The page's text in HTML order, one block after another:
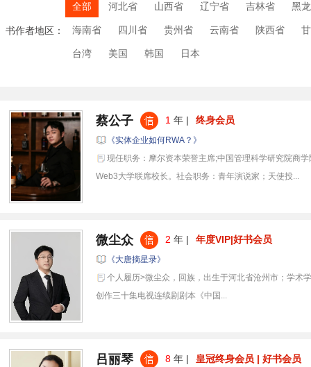
书作者地区：
全部 河北省 山西省 辽宁省 吉林省 黑
海南省 四川省 贵州省 云南省 陕西省
台湾 美国 韩国 日本
蔡公子 1 年 | 终身会员
《实体企业如何RWA？》
现任职务：摩尔资本荣誉主席;中国管理科学研究院商
Web3大学联席校长。社会职务：青年演说家；天使投...
微尘众 2 年 | 年度VIP|好书会员
《大唐摘星录》
个人履历>微尘众，回族，出生于河北省沧州市；学术
创作三十集电视连续剧剧本《中国...
吕丽琴 8年 | 皇冠终身会员 | 好书会员